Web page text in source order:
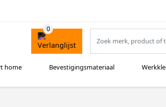
home Bevestigingsmateriaal